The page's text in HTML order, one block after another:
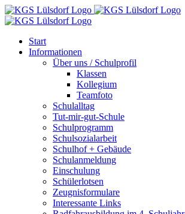
Zum
Inhalt
Start
Informationen
Über uns / Schulprofil
Klassen
Kollegium
Teamfoto
Schulalltag
Tut-mir-gut-Schule
Schulprogramm
Schulsozialarbeit
Schulhof + Gebäude
Schulanmeldung
Einschulung
Schülerlotsen
Zeugnisformulare
Interessante Links